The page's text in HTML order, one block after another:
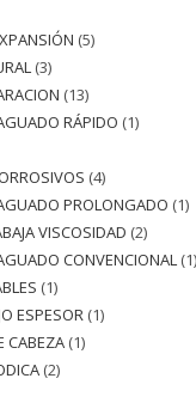
5
3
13
RÁPIDO 1
4
PROLONGADO 1
VISCOSIDAD 2
CONVENCIONAL 1
1
ESPESOR 1
CABEZA 1
2